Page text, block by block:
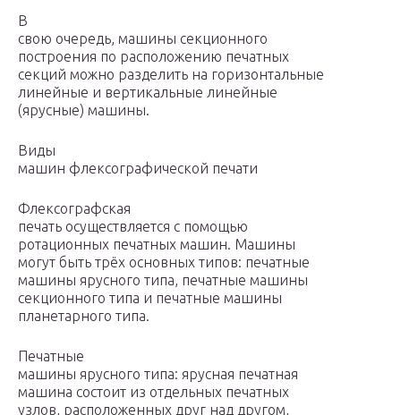
В
свою очередь, машины секционного
построения по расположению печатных
секций можно разделить на горизонтальные
линейные и вертикальные линейные
(ярусные) машины.
Виды
машин флексографической печати
Флексографская
печать осуществляется с помощью
ротационных печатных машин. Машины
могут быть трёх основных типов: печатные
машины ярусного типа, печатные машины
секционного типа и печатные машины
планетарного типа.
Печатные
машины ярусного типа: ярусная печатная
машина состоит из отдельных печатных
узлов, расположенных друг над другом,